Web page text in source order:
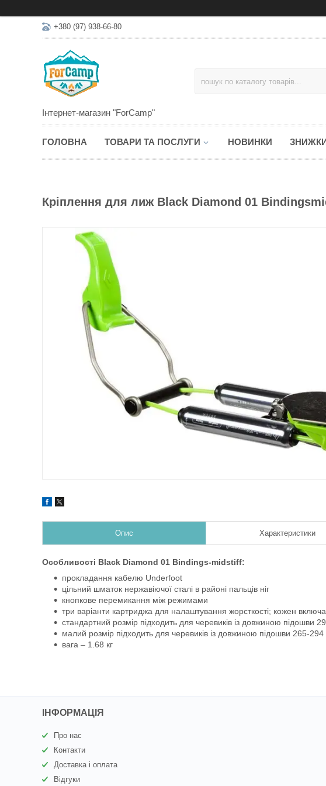
+380 (97) 938-66-80
Інтернет-магазин "ForCamp"
ГОЛОВНА ТОВАРИ ТА ПОСЛУГИ НОВИНКИ
Кріплення для лиж Black Diamond 01
Опис Характеристики
Особливості Black Diamond 01 Bindings-midstiff:
прокладання кабелю Underfoot
цільний шматок нержавіючої сталі в районі пальців ніг
кнопкове перемикання між режимами
три варіанти картриджа для налаштування жорсткості; кожен
стандартний розмір підходить для черевиків із довжиною підошви
малий розмір підходить для черевиків із довжиною підошви 265-
вага – 1.68 кг
ІНФОРМАЦІЯ
Про нас
Контакти
Доставка і оплата
Відгуки